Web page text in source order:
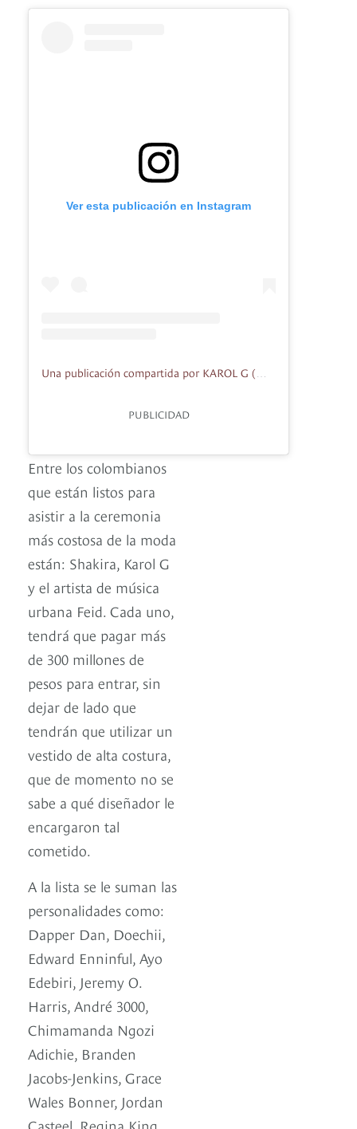
Ver esta publicación en Instagram
PUBLICIDAD
Entre los colombianos
que están listos para
asistir a la ceremonia
más costosa de la moda
están: Shakira, Karol G
y el artista de música
urbana Feid. Cada uno,
tendrá que pagar más
de 300 millones de
pesos para entrar, sin
dejar de lado que
tendrán que utilizar un
vestido de alta costura,
que de momento no se
sabe a qué diseñador le
encargaron tal
cometido.
A la lista se le suman las
personalidades como:
Dapper Dan, Doechii,
Edward Enninful, Ayo
Edebiri, Jeremy O.
Harris, André 3000,
Chimamanda Ngozi
Adichie, Branden
Jacobs-Jenkins, Grace
Wales Bonner, Jordan
Casteel, Regina King,